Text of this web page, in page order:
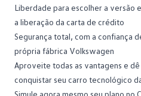
Liberdade para escolher a versão
a liberação da carta de crédito
Segurança total, com a confiança
própria fábrica Volkswagen
Aproveite todas as vantagens e
conquistar seu carro tecnológico
Simule agora mesmo seu plano no